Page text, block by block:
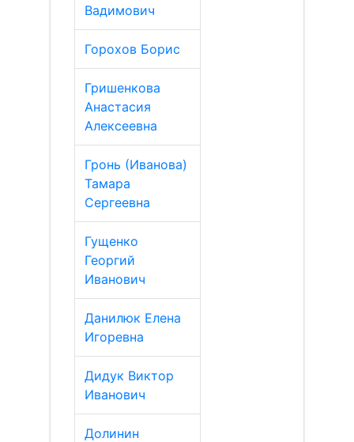
Вадимович
Горохов Борис
Гришенкова
Анастасия
Алексеевна
Гронь (Иванова)
Тамара
Сергеевна
Гущенко
Георгий
Иванович
Данилюк Елена
Игоревна
Дидук Виктор
Иванович
Долинин